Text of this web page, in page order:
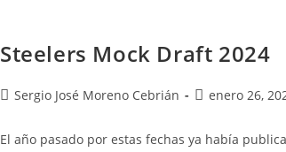
Steelers Mock Draft 2024
Sergio José Moreno Cebrián enero 26,
El año pasado por estas fechas ya había